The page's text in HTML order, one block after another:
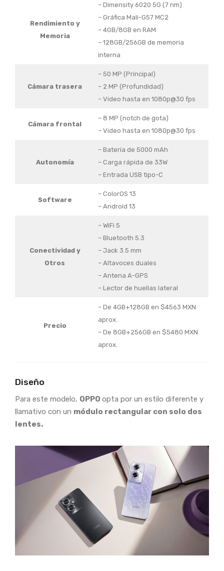
Rendimiento y
Memoria
– Dimensity 6020 5G (7 nm)
– Gráfica Mali-G57 MC2
– 4GB/8GB en RAM
– 128GB/256GB de memoria
interna
Cámara trasera
– 50 MP (Principal)
– 2 MP (Profundidad)
– Video hasta en 1080p@30 fps
Cámara frontal
– 8 MP (notch de gota)
– Video hasta en 1080p@30 fps
Autonomía
– Batería de 5000 mAh
– Carga rápida de 33W
– Entrada USB tipo-C
Software
– ColorOS 13
– Android 13
Conectividad y
Otros
– WiFi 5
– Bluetooth 5.3
– Jack 3.5 mm
– Altavoces duales
– Antena A-GPS
– Lector de huellas lateral
Precio
– De 4GB+128GB en $4563 MXN
aprox.
– De 8GB+256GB en $5480 MXN
aprox.
Diseño
Para este modelo, OPPO opta por un estilo diferente y
llamativo con un módulo rectangular con solo dos
lentes.